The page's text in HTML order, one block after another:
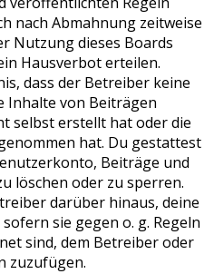
nach Abmahnung zeitweise
Nutzung dieses Boards
Hausverbot erteilen.
dass der Betreiber keine
von Beiträgen
selbst erstellt hat oder die
hat. Du gestattest
Beiträge und
löschen oder zu sperren.
darüber hinaus, deine
sie gegen o. g. Regeln
sind, dem Betreiber oder
zuzufügen.